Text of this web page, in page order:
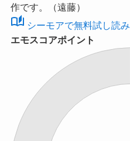
作です。（遠藤）
auto_stories シーモアで無料試し読み
エモスコアポイント